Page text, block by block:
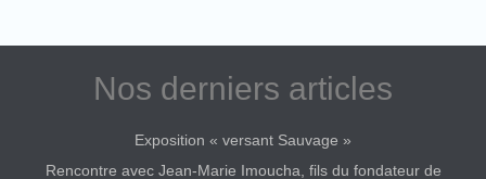
Nos derniers articles
Exposition « versant Sauvage »
Rencontre avec Jean-Marie Imoucha, fils du fondateur de